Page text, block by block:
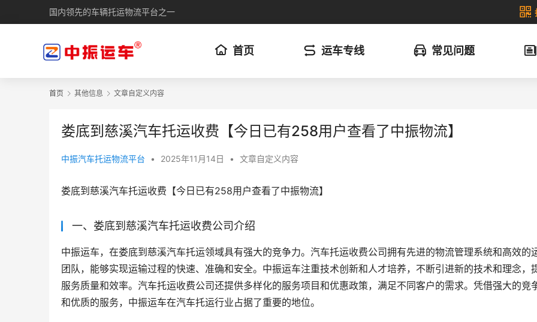
国内领先的车辆托运物流平台之一
首页 运车专线 常见问题
首页 其他信息 文章自定义内容
娄底到慈溪汽车托运收费【今日已有258用户查看了中振物流】
中振汽车托运物流平台 • 2025年11月14日 • 文章自定义内容
娄底到慈溪汽车托运收费【今日已有258用户查看了中振物流】
一、娄底到慈溪汽车托运收费公司介绍
中振运车，在娄底到慈溪汽车托运领域具有强大的竞争力。汽车托运收费公司拥有先进的物流管理系统和高效的
团队，能够实现运输过程的快速、准确和安全。中振运车注重技术创新和人才培养，不断引进新的技术和理念，
服务质量和效率。汽车托运收费公司还提供多样化的服务项目和优惠政策，满足不同客户的需求。凭借强大的竞
和优质的服务，中振运车在汽车托运行业占据了重要的地位。